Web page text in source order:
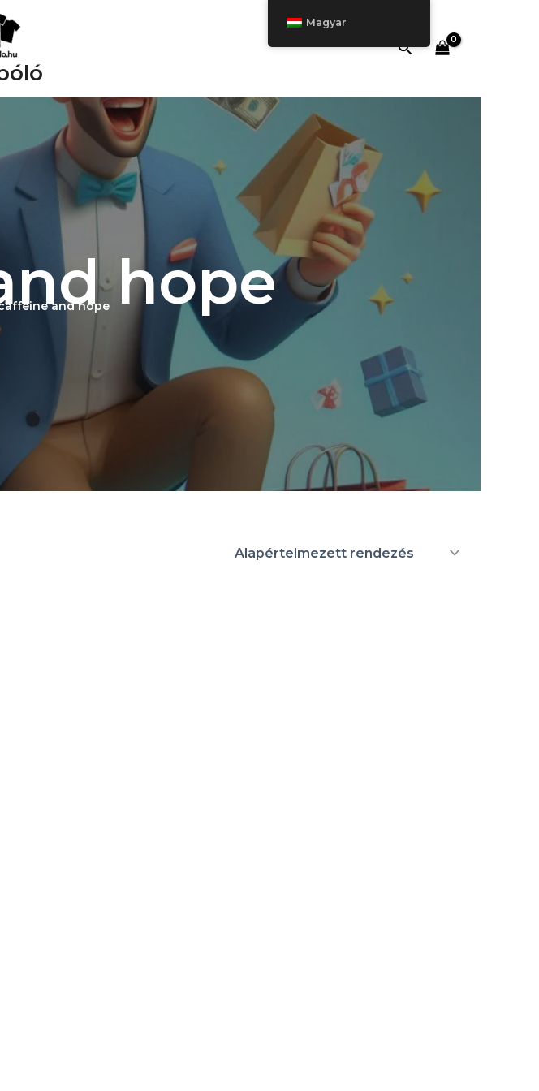
Keresés
hope
and hope
Magyar